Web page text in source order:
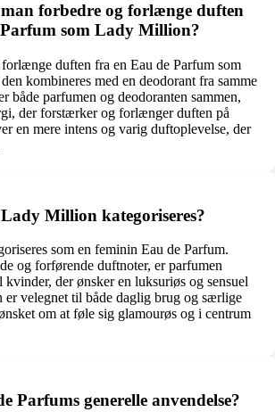
forbedre og forlænge duften
som Lady Million?
duften fra en Eau de Parfum som
kombineres med en deodorant fra samme
både parfumen og deodoranten sammen,
der forstærker og forlænger duften på
en mere intens og varig duftoplevelse, der
Million kategoriseres?
som en feminin Eau de Parfum.
og forførende duftnoter, er parfumen
kvinder, der ønsker en luksuriøs og sensuel
er velegnet til både daglig brug og særlige
om at føle sig glamourøs og i centrum
Parfums generelle anvendelse?